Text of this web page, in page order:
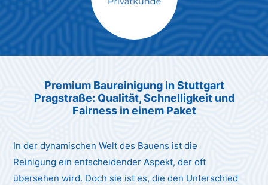
Max Mustermann
Premium Baureinigung in Stuttgart
Pragstraße: Qualität, Schnelligkeit und
Fairness in einem Paket
In der dynamischen Welt des Bauens ist die
Reinigung ein entscheidender Aspekt, der oft
übersehen wird. Doch sie ist es, die den Unterschied